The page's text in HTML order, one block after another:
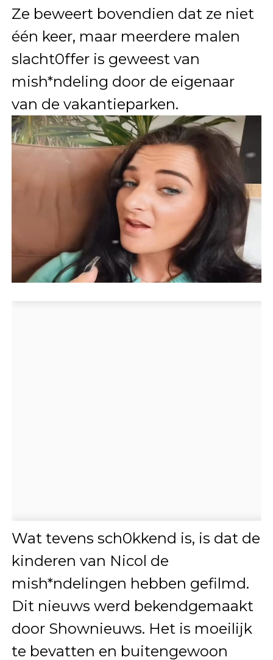
Ze beweert bovendien dat ze niet
één keer, maar meerdere malen
slacht0ffer is geweest van
mish*ndeling door de eigenaar
van de vakantieparken.
Wat tevens sch0kkend is, is dat de
kinderen van Nicol de
mish*ndelingen hebben gefilmd.
Dit nieuws werd bekendgemaakt
door Shownieuws. Het is moeilijk
te bevatten en buitengewoon